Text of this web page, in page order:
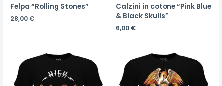
Felpa “Rolling Stones”
28,00 €
Calzini in cotone “Pink Blue
& Black Skulls”
6,00 €